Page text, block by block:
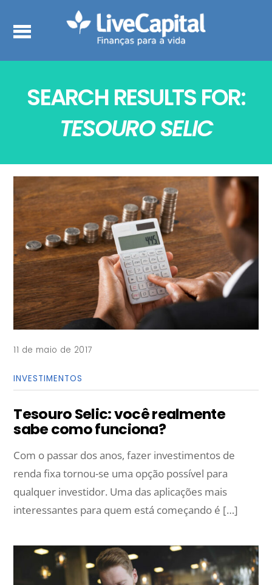
SEARCH RESULTS FOR:
TESOURO SELIC
11 de maio de 2017
INVESTIMENTOS
Tesouro Selic: você realmente
sabe como funciona?
Com o passar dos anos, fazer investimentos de
renda fixa tornou-se uma opção possível para
qualquer investidor. Uma das aplicações mais
interessantes para quem está começando é […]